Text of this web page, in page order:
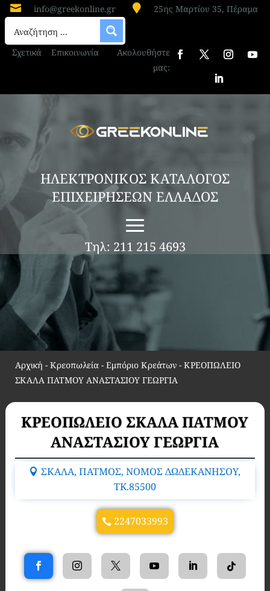
 info@greekonline.gr  25ης Μαρτίου 35, Πέραμα
Σχετικά Επικοινωνία
Ακολουθήστε
μας:
ΗΛΕΚΤΡΟΝΙΚΟΣ ΚΑΤΑΛΟΓΟΣ
ΕΠΙΧΕΙΡΗΣΕΩΝ ΕΛΛΑΔΟΣ
Τηλ: 211 215 4693
Αρχική - Κρεοπωλεία - Εμπόριο Κρεάτων- ΚΡΕΟΠΩΛΕΙΟ
ΣΚΑΛΑ ΠΑΤΜΟΥ ΑΝΑΣΤΑΣΙΟΥ ΓΕΩΡΓΙΑ
ΚΡΕΟΠΩΛΕΙΟ ΣΚΑΛΑ ΠΑΤΜΟΥ
ΑΝΑΣΤΑΣΙΟΥ ΓΕΩΡΓΙΑ
ΣΚΑΛΑ, ΠΑΤΜΟΣ, ΝΟΜΟΣ ΔΩΔΕΚΑΝΗΣΟΥ,
TK.85500
2247033993